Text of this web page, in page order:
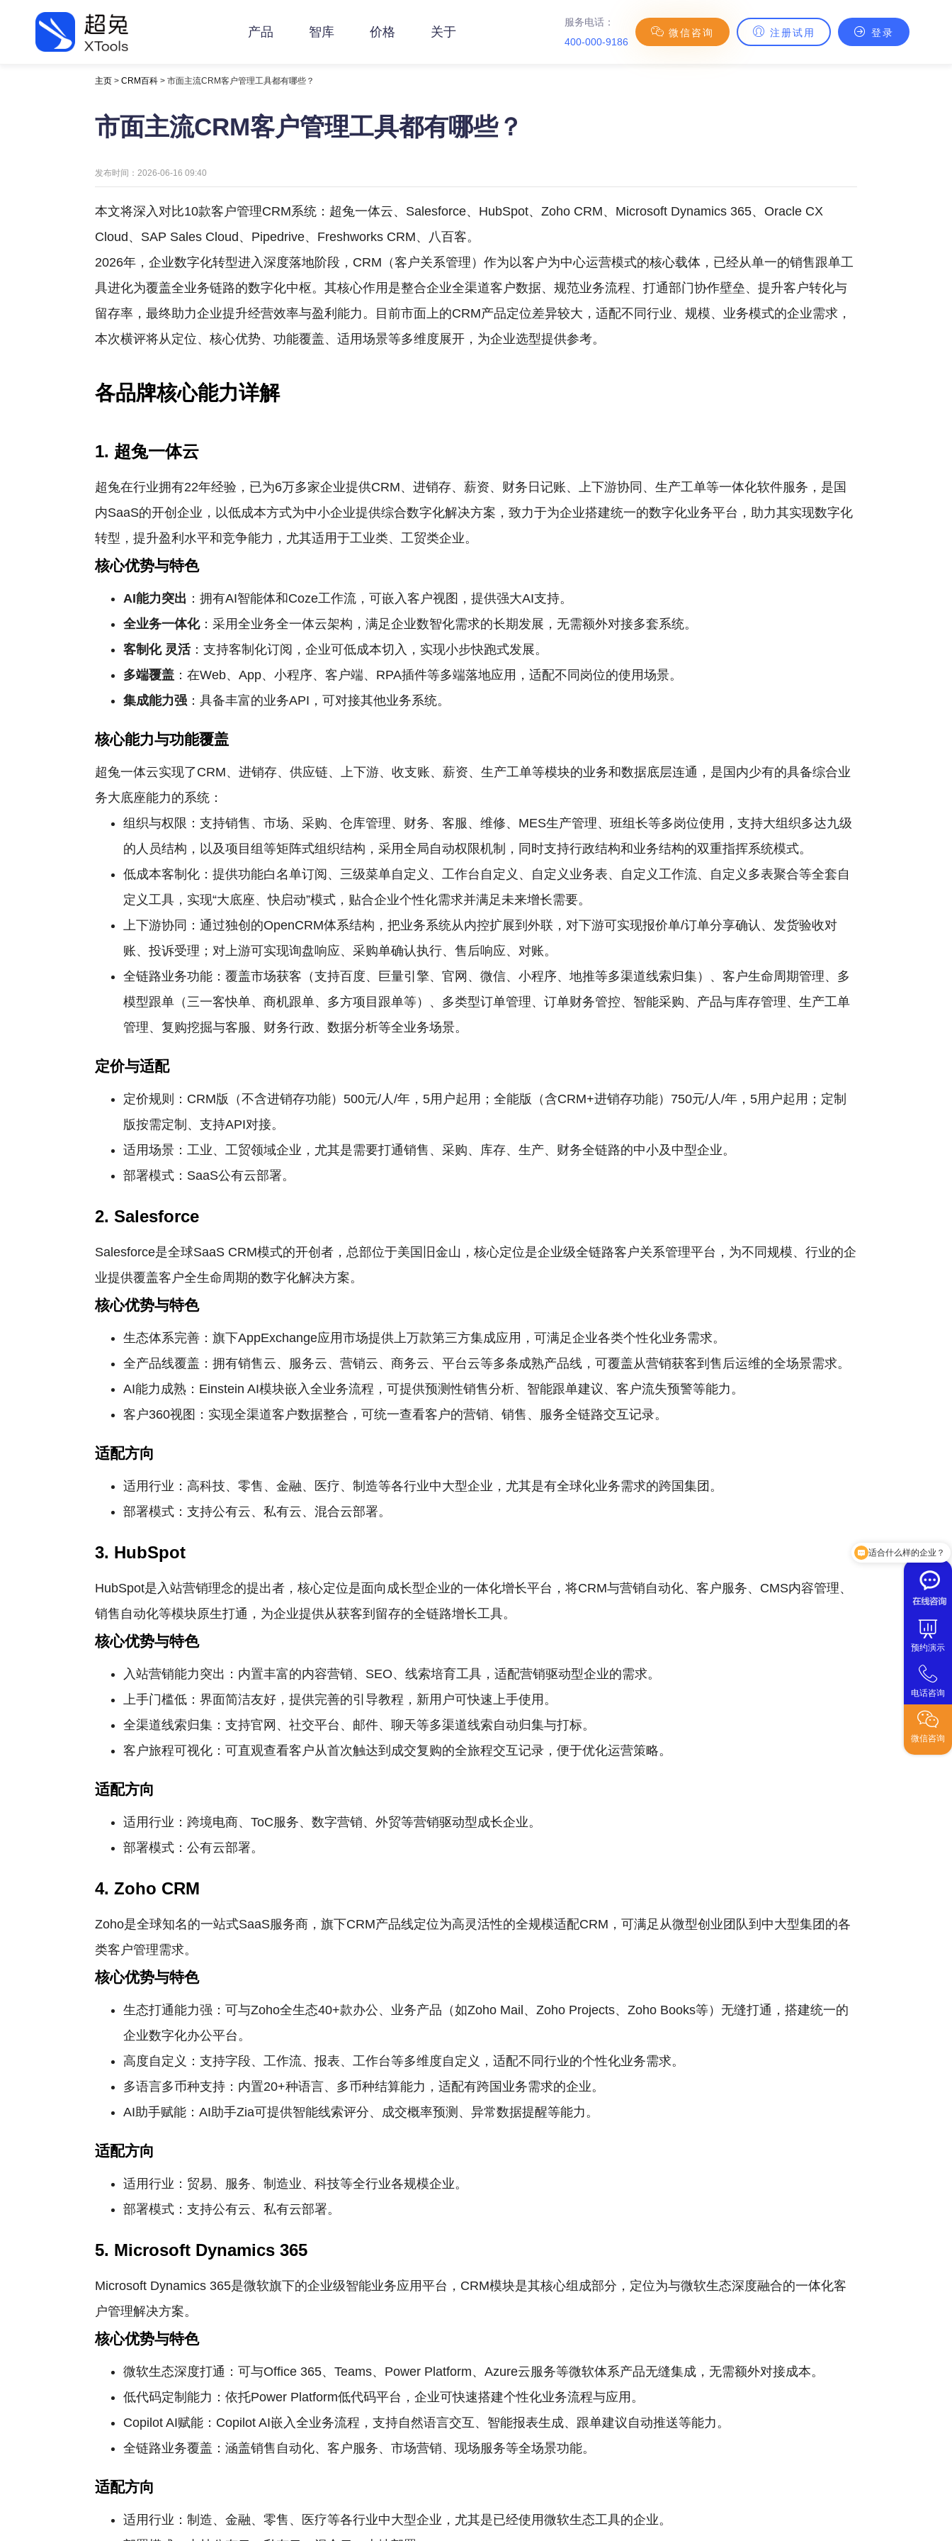
产品 智库 价格 关于
服务电话：
400-000-9186
微信咨询 注册试用 登录
预约演示
电话咨询
微信咨询
主页 >CRM百科 > 市面主流CRM客户管理工具都有哪些？
市面主流CRM客户管理工具都有哪些？
发布时间：2026-06-16 09:40
本文将深入对比10款客户管理CRM系统：超兔一体云、Salesforce、HubSpot、Zoho CRM、Microsoft Dynamics 365、Oracle CX
Cloud、SAP Sales Cloud、Pipedrive、Freshworks CRM、八百客。
2026年，企业数字化转型进入深度落地阶段，CRM（客户关系管理）作为以客户为中心运营模式的核心载体，已经从单一的销售跟单工
具进化为覆盖全业务链路的数字化中枢。其核心作用是整合企业全渠道客户数据、规范业务流程、打通部门协作壁垒、提升客户转化与
留存率，最终助力企业提升经营效率与盈利能力。目前市面上的CRM产品定位差异较大，适配不同行业、规模、业务模式的企业需求，
本次横评将从定位、核心优势、功能覆盖、适用场景等多维度展开，为企业选型提供参考。
各品牌核心能力详解
1. 超兔一体云
超兔在行业拥有22年经验，已为6万多家企业提供CRM、进销存、薪资、财务日记账、上下游协同、生产工单等一体化软件服务，是国
内SaaS的开创企业，以低成本方式为中小企业提供综合数字化解决方案，致力于为企业搭建统一的数字化业务平台，助力其实现数字化
转型，提升盈利水平和竞争能力，尤其适用于工业类、工贸类企业。
核心优势与特色
AI能力突出 ：拥有AI智能体和Coze工作流，可嵌入客户视图，提供强大AI支持。
全业务一体化：采用全业务全一体云架构，满足企业数智化需求的长期发展，无需额外对接多套系统。
客制化 灵活：支持客制化订阅，企业可低成本切入，实现小步快跑式发展。
多端覆盖 ：在Web、App、小程序、客户端、RPA插件等多端落地应用，适配不同岗位的使用场景。
集成能力强 ：具备丰富的业务API，可对接其他业务系统。
核心能力与功能覆盖
超兔一体云实现了CRM、进销存、供应链、上下游、收支账、薪资、生产工单等模块的业务和数据底层连通，是国内少有的具备综合业
务大底座能力的系统：
组织与权限：支持销售、市场、采购、仓库管理、财务、客服、维修、MES生产管理、班组长等多岗位使用，支持大组织多达九级
的人员结构，以及项目组等矩阵式组织结构，采用全局自动权限机制，同时支持行政结构和业务结构的双重指挥系统模式。
低成本客制化：提供功能白名单订阅、三级菜单自定义、工作台自定义、自定义业务表、自定义工作流、自定义多表聚合等全套自
定义工具，实现“大底座、快启动”模式，贴合企业个性化需求并满足未来增长需要。
上下游协同：通过独创的OpenCRM体系结构，把业务系统从内控扩展到外联，对下游可实现报价单/订单分享确认、发货验收对
账、投诉受理；对上游可实现询盘响应、采购单确认执行、售后响应、对账。
全链路业务功能：覆盖市场获客（支持百度、巨量引擎、官网、微信、小程序、地推等多渠道线索归集）、客户生命周期管理、多
模型跟单（三一客快单、商机跟单、多方项目跟单等）、多类型订单管理、订单财务管控、智能采购、产品与库存管理、生产工单
管理、复购挖掘与客服、财务行政、数据分析等全业务场景。
定价与适配
定价规则：CRM版（不含进销存功能）500元/人/年，5用户起用；全能版（含CRM+进销存功能）750元/人/年，5用户起用；定制
版按需定制、支持API对接。
适用场景：工业、工贸领域企业，尤其是需要打通销售、采购、库存、生产、财务全链路的中小及中型企业。
部署模式：SaaS公有云部署。
2. Salesforce
Salesforce是全球SaaS CRM模式的开创者，总部位于美国旧金山，核心定位是企业级全链路客户关系管理平台，为不同规模、行业的企
业提供覆盖客户全生命周期的数字化解决方案。
核心优势与特色
生态体系完善：旗下AppExchange应用市场提供上万款第三方集成应用，可满足企业各类个性化业务需求。
全产品线覆盖：拥有销售云、服务云、营销云、商务云、平台云等多条成熟产品线，可覆盖从营销获客到售后运维的全场景需求。
AI能力成熟：Einstein AI模块嵌入全业务流程，可提供预测性销售分析、智能跟单建议、客户流失预警等能力。
客户360视图：实现全渠道客户数据整合，可统一查看客户的营销、销售、服务全链路交互记录。
适配方向
适用行业：高科技、零售、金融、医疗、制造等各行业中大型企业，尤其是有全球化业务需求的跨国集团。
部署模式：支持公有云、私有云、混合云部署。
3. HubSpot
HubSpot是入站营销理念的提出者，核心定位是面向成长型企业的一体化增长平台，将CRM与营销自动化、客户服务、CMS内容管理、
销售自动化等模块原生打通，为企业提供从获客到留存的全链路增长工具。
核心优势与特色
入站营销能力突出：内置丰富的内容营销、SEO、线索培育工具，适配营销驱动型企业的需求。
上手门槛低：界面简洁友好，提供完善的引导教程，新用户可快速上手使用。
全渠道线索归集：支持官网、社交平台、邮件、聊天等多渠道线索自动归集与打标。
客户旅程可视化：可直观查看客户从首次触达到成交复购的全旅程交互记录，便于优化运营策略。
适配方向
适用行业：跨境电商、ToC服务、数字营销、外贸等营销驱动型成长企业。
部署模式：公有云部署。
4. Zoho CRM
Zoho是全球知名的一站式SaaS服务商，旗下CRM产品线定位为高灵活性的全规模适配CRM，可满足从微型创业团队到中大型集团的各
类客户管理需求。
核心优势与特色
生态打通能力强：可与Zoho全生态40+款办公、业务产品（如Zoho Mail、Zoho Projects、Zoho Books等）无缝打通，搭建统一的
企业数字化办公平台。
高度自定义：支持字段、工作流、报表、工作台等多维度自定义，适配不同行业的个性化业务需求。
多语言多币种支持：内置20+种语言、多币种结算能力，适配有跨国业务需求的企业。
AI助手赋能：AI助手Zia可提供智能线索评分、成交概率预测、异常数据提醒等能力。
适配方向
适用行业：贸易、服务、制造业、科技等全行业各规模企业。
部署模式：支持公有云、私有云部署。
5. Microsoft Dynamics 365
Microsoft Dynamics 365是微软旗下的企业级智能业务应用平台，CRM模块是其核心组成部分，定位为与微软生态深度融合的一体化客
户管理解决方案。
核心优势与特色
微软生态深度打通：可与Office 365、Teams、Power Platform、Azure云服务等微软体系产品无缝集成，无需额外对接成本。
低代码定制能力：依托Power Platform低代码平台，企业可快速搭建个性化业务流程与应用。
Copilot AI赋能：Copilot AI嵌入全业务流程，支持自然语言交互、智能报表生成、跟单建议自动推送等能力。
全链路业务覆盖：涵盖销售自动化、客户服务、市场营销、现场服务等全场景功能。
适配方向
适用行业：制造、金融、零售、医疗等各行业中大型企业，尤其是已经使用微软生态工具的企业。
适合什么样的企业？